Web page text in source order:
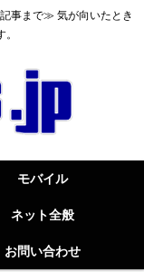
事まで≫ 気が向いたとき
モバイル
ネット全般
お問い合わせ